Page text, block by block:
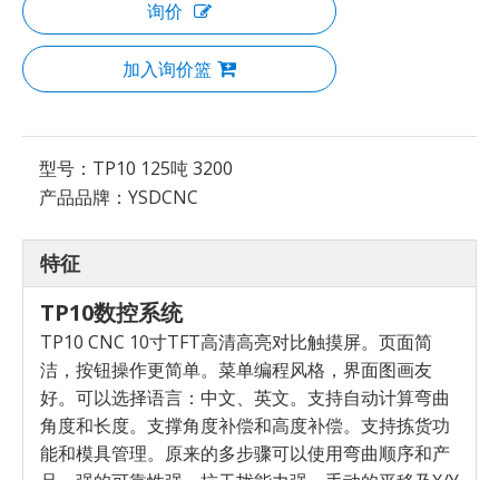
询价
加入询价篮
型号： TP10 125吨 3200
产品品牌： YSDCNC
特征
TP10数控系统
TP10 CNC 10寸TFT高清高亮对比触摸屏。页面简
洁， 按钮操作更简单。菜单编程风格， 界面图画友
好。可以选择语言： 中文、英文。支持自动计算弯曲
角度和长度。支撑角度补偿和高度补偿。支持拣货功
能和模具管理。原来的多步骤可以使用弯曲顺序和产